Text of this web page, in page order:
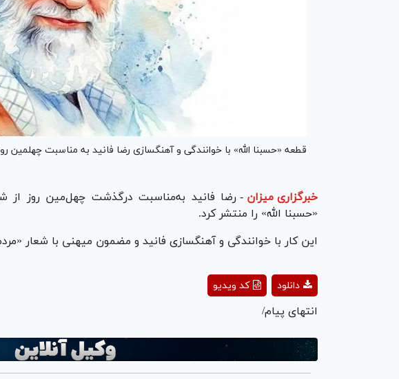
قطعه «حسبنا الله» با خوانندگی و آهنگسازی رضا فانید به مناسبت
خبرگزاری میزان - رضا فانید به‌مناسبت درگذشت چهل‌مین روز از
«حسبنا الله» را منتشر کرد.
این کار با خوانندگی و آهنگسازی فانید و مضمون میهنی با شعار
کد ویدیو دانلود
انتهای پیام/